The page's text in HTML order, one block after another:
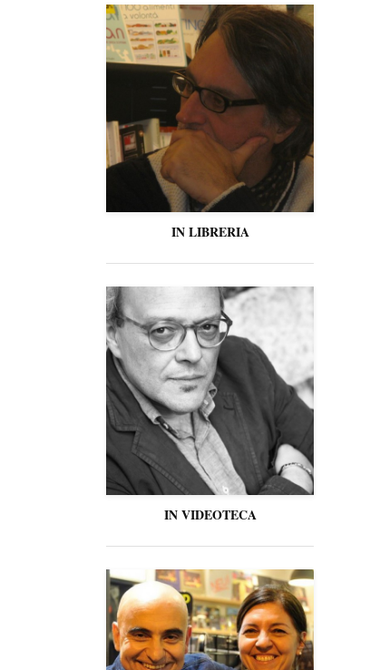
IN LIBRERIA
IN VIDEOTECA